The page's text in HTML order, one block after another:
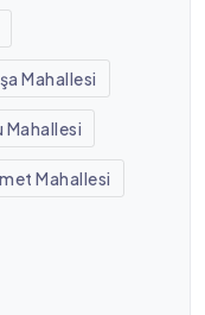
Mahallesi
Mahallesi
Mahallesi